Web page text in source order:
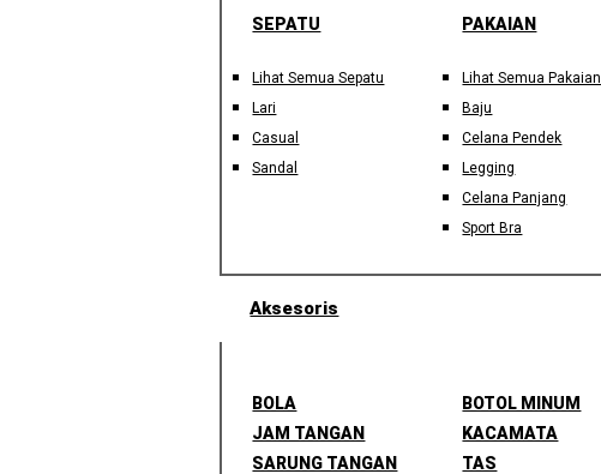
SEPATU
Lihat Semua Sepatu
Lari
Casual
Sandal
PAKAIAN
Lihat Semua Pakaian
Baju
Celana Pendek
Legging
Celana Panjang
Sport Bra
Aksesoris
BOLA BOTOL MINUM
JAM TANGAN
KACAMATA
SARUNG TANGAN
TAS